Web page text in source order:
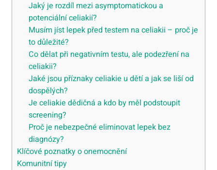
Jaký je rozdíl mezi asymptomatickou a
potenciální celiakií?
Musím jíst lepek před testem na celiakii – proč je
to důležité?
Co dělat při negativním testu, ale podezření na
celiakii?
Jaké jsou příznaky celiakie u dětí a jak se liší od
dospělých?
Je celiakie dědičná a kdo by měl podstoupit
screening?
Proč je nebezpečné eliminovat lepek bez
diagnózy?
Klíčové poznatky o onemocnění
Komunitní tipy